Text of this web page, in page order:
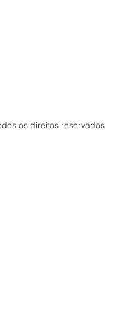
os direitos reservados